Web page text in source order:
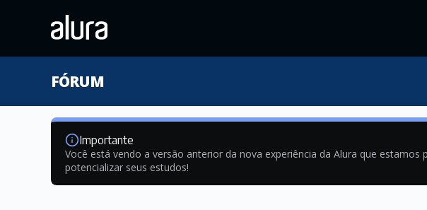
FÓRUM
Importante
Você está vendo a versão anterior da nova experiência da Alura que
potencializar seus estudos!